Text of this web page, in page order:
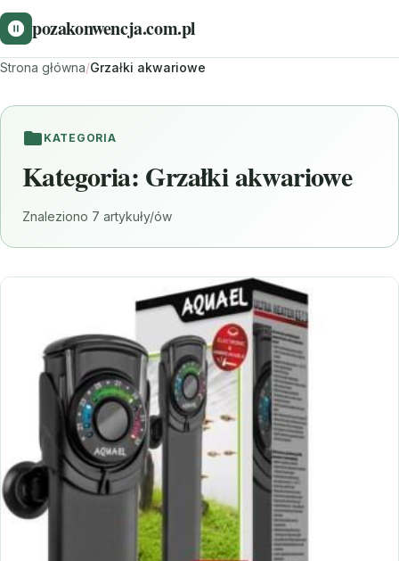
pozakonwencja.com.pl
Strona główna/Grzałki akwariowe
KATEGORIA
Kategoria: Grzałki akwariowe
Znaleziono 7 artykuły/ów